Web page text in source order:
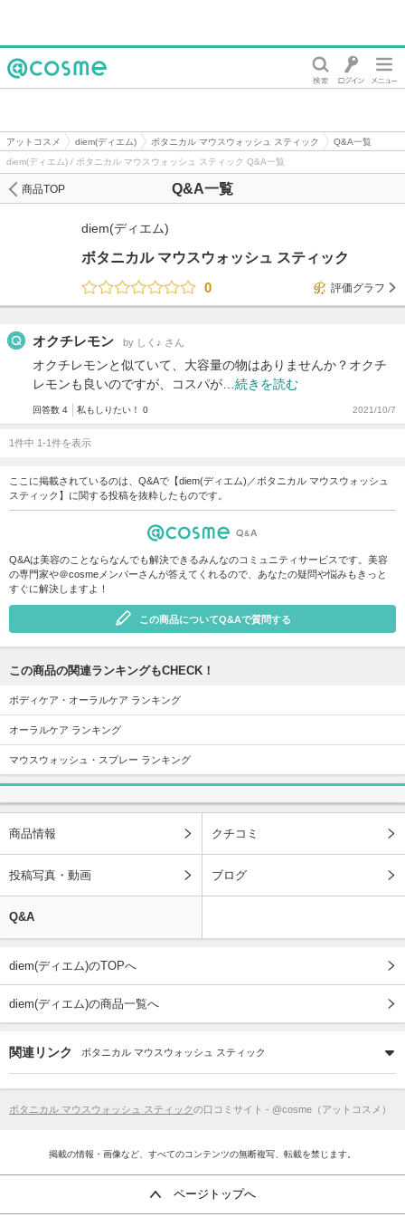
アットコスメ diem(ディエム) ボタニカル マウスウォッシュ スティック
Q&A一覧
diem(ディエム) / ボタニカル マウスウォッシュ スティック Q&A一覧
Q&A一覧
商品TOP
diem(ディエム)
ボタニカル マウスウォッシュ スティック
0
評価グラフ
オクチレモン by しく♪ さん
オクチレモンと似ていて、大容量の物はありませんか？オクチ
レモンも良いのですが、コスパが… 続きを読む
回答数 4 私もしりたい！ 0 2021/10/7
1件中 1-1件を表示
ここに掲載されているのは、Q&Aで【diem(ディエム)／ボタニカル マウスウォッシュ
スティック】に関する投稿を抜粋したものです。
Q&Aは美容のことならなんでも解決できるみんなのコミュニティサービスです。美容
の専門家や＠cosmeメンバーさんが答えてくれるので、あなたの疑問や悩みもきっと
すぐに解決しますよ！
この商品についてQ&Aで質問する
この商品の関連ランキングもCHECK！
ボディケア・オーラルケア ランキング
オーラルケア ランキング
マウスウォッシュ・スプレー ランキング
商品情報 クチコミ
投稿写真・動画 ブログ
Q&A
diem(ディエム)のTOPへ
diem(ディエム)の商品一覧へ
関連リンク ボタニカル マウスウォッシュ スティック
ボタニカル マウスウォッシュ スティックの口コミサイト - @cosme（アットコスメ）
掲載の情報・画像など、すべてのコンテンツの無断複写、転載を禁じます。
ページトップへ